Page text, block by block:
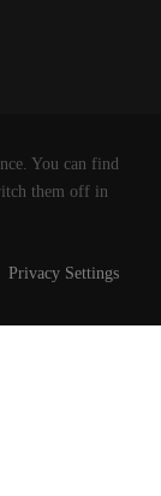
S.L.
You can find
them off in
Privacy Settings